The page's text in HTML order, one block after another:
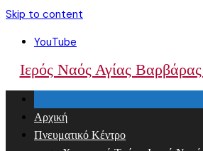
Skip to content
YouTube
Ιερός Ναός Αγίας
Αρχική
Πνευματικό Κέντρο